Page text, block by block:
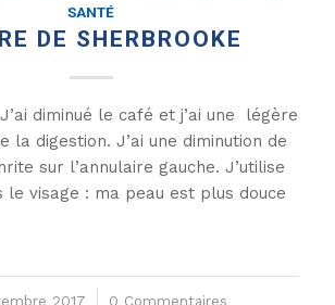
SANTÉ
DE SHERBROOKE
diminué le café et j’ai une légère
la digestion. J’ai une diminution de
sur l’annulaire gauche. J’utilise
le visage : ma peau est plus douce
2017
/ 0 Commentaires